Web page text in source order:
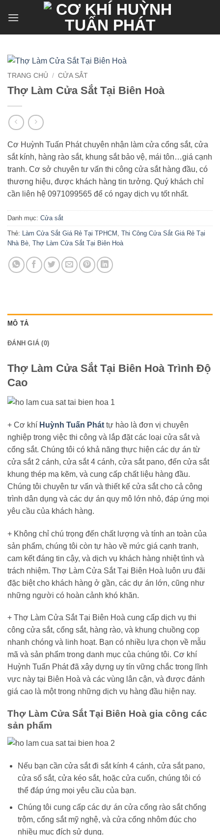
qua
TRANG CHỦ / CỬA SẮT
Thợ Làm Cửa Sắt Tại Biên Hoà
Cơ Huỳnh Tuấn Phát chuyên nhận làm cửa cổng sắt, cửa
sắt kính, hàng rào sắt, khung sắt bảo vệ, mái tôn…giá cạnh
tranh. Cơ sở chuyên tư vấn thi công cửa sắt hàng đầu, có
thương hiệu, được khách hàng tin tưởng. Quý khách chỉ
cần liên hệ 0971099565 để có ngay dịch vụ tốt nhất.
Danh mục: Cửa sắt
Thẻ: Làm Cửa Sắt Giá Rẻ Tại TPHCM Thi Công Cửa Sắt Giá Rẻ Tại
Nhà Bè Thợ Làm Cửa Sắt Tại Biên Hoà
MÔ TẢ
ĐÁNH GIÁ (0)
Thợ Làm Cửa Sắt Tại Biên Hoà Trình Độ
Cao
+ Cơ khí Huỳnh Tuấn Phát tự hào là đơn vị chuyên
nghiệp trong việc thi công và lắp đặt các loại cửa sắt và
cổng sắt. Chúng tôi có khả năng thực hiện các dự án từ
cửa sắt 2 cánh, cửa sắt 4 cánh, cửa sắt pano, đến cửa sắt
khung thép mạ kẽm, và cung cấp chất liệu hàng đầu.
Chúng tôi chuyên tư vấn và thiết kế cửa sắt cho cả công
trình dân dụng và các dự án quy mô lớn nhỏ, đáp ứng mọi
yêu cầu của khách hàng.
+ Không chỉ chú trọng đến chất lượng và tính an toàn của
sản phẩm, chúng tôi còn tự hào về mức giá cạnh tranh,
cam kết đáng tin cậy, và dịch vụ khách hàng nhiệt tình và
trách nhiệm. Thợ Làm Cửa Sắt Tại Biên Hoà luôn ưu đãi
đặc biệt cho khách hàng ở gần, các dự án lớn, cũng như
những người có hoàn cảnh khó khăn.
+ Thợ Làm Cửa Sắt Tại Biên Hoà cung cấp dịch vụ thi
công cửa sắt, cổng sắt, hàng rào, và khung chuồng cọp
nhanh chóng và linh hoạt. Bạn có nhiều lựa chọn về mẫu
mã và sản phẩm trong danh mục của chúng tôi. Cơ khí
Huỳnh Tuấn Phát đã xây dựng uy tín vững chắc trong lĩnh
vực này tại Biên Hoà và các vùng lân cận, và được đánh
giá cao là một trong những dịch vụ hàng đầu hiện nay.
Thợ Làm Cửa Sắt Tại Biên Hoà gia công các
sản phẩm
Nếu bạn cần cửa sắt đi sắt kính 4 cánh, cửa sắt pano,
cửa sổ sắt, cửa kéo sắt, hoặc cửa cuốn, chúng tôi có
thể đáp ứng mọi yêu cầu của bạn.
Chúng tôi cung cấp các dự án cửa cổng rào sắt chống
trộm, cổng sắt mỹ nghệ, và cửa cổng nhôm đúc cho
nhiều mục đích sử dụng.